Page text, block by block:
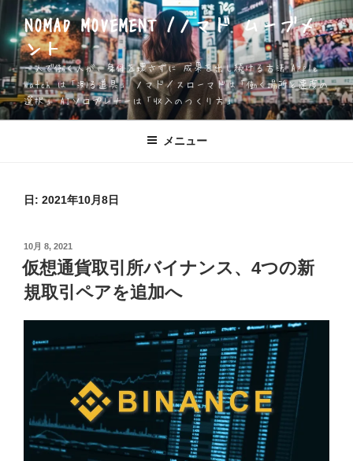
ン
テ
ン
ツ
へ
ス
NOMAD MOVEMENT /ノマド ムーブメ
ント
一人で働く人が、身体を壊さずに 成果を出し続ける方法 Apple
Watch は「測る道具」 ノマド／スローマドは「働く場所と速度の
選択」 AIソロプレナーは「収入のつくり方」
メニュー
日: 2021年10月8日
投
稿
日:
10月 8, 2021
仮想通貨取引所バイナンス、4つの新
規取引ペアを追加へ